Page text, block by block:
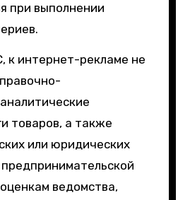
при выполнении
к интернет-рекламе не
товаров, а также
или юридических
ведомства,